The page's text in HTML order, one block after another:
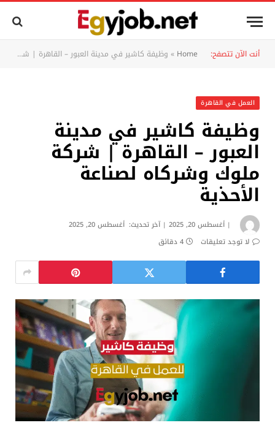
أنت الآن تتصفح: Home
» وظيفة كاشير في مدينة العبور – القاهرة | شركة ملوك وشركاه لصناعة الأحذية
العمل في القاهرة
وظيفة كاشير في مدينة
العبور – القاهرة | شركة
ملوك وشركاه لصناعة
الأحذية
أغسطس 20, 2025 آخر تحديث: أغسطس 20, 2025
لا توجد تعليقات
4 دقائق